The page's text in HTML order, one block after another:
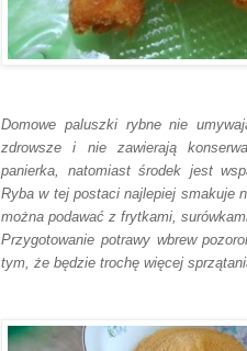
Domowe paluszki rybne nie
zdrowsze i nie zawierają
panierka, natomiast środek jest
Ryba w tej postaci najlepiej smakuje
można podawać z frytkami, surówk
Przygotowanie potrawy wbrew
tym, że będzie trochę więcej sprząt